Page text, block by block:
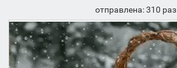
отправлена: 310 раз